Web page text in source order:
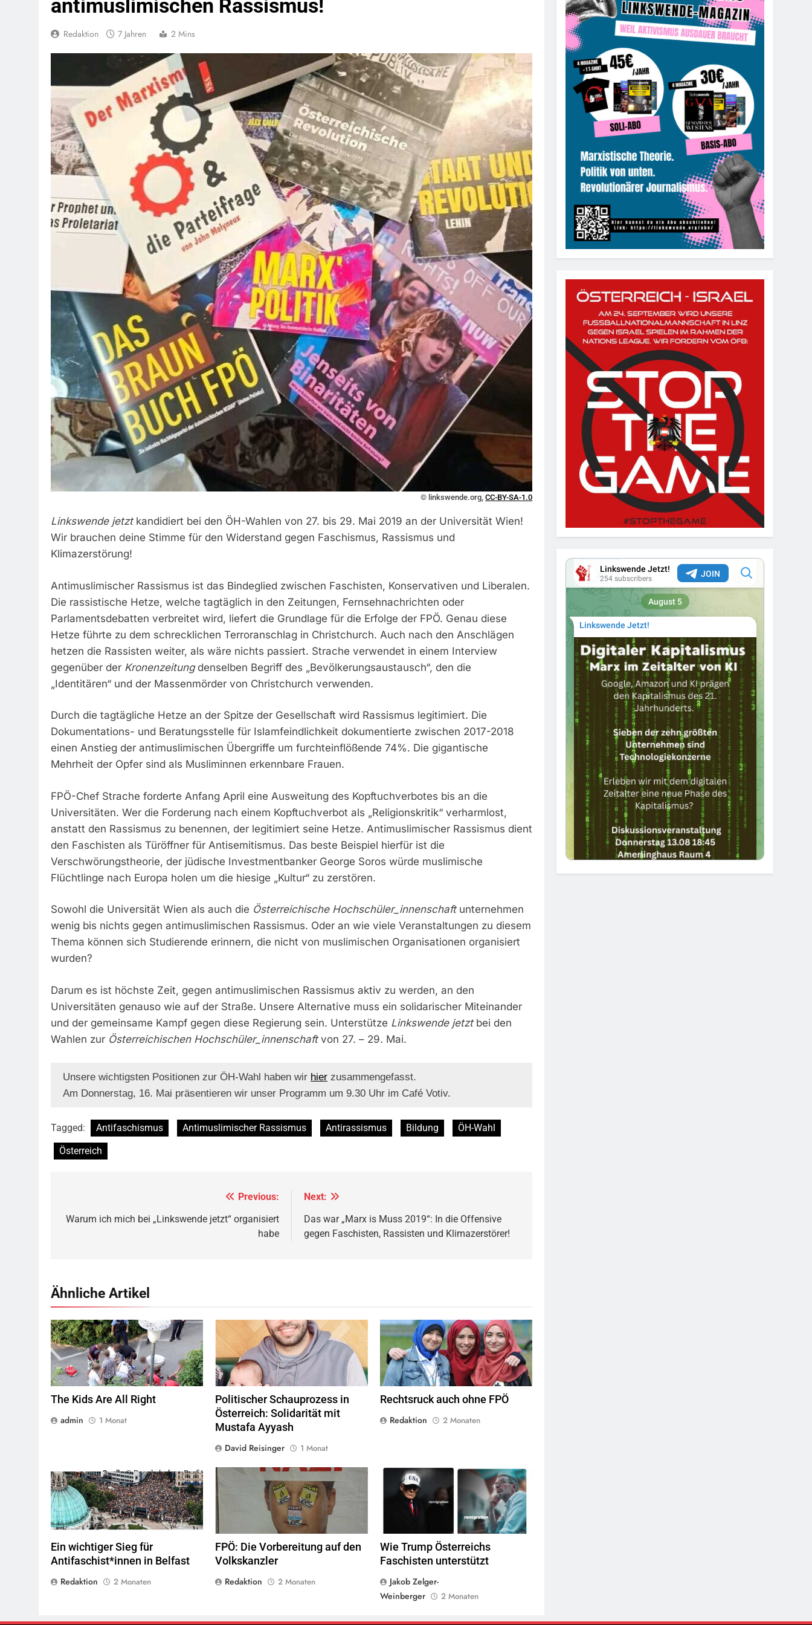
antimuslimischen Rassismus!
Redaktion 7 Jahren 2 Mins
© linkswende.org,CC-BY-SA-1.0
Linkswende jetztkandidiert bei den ÖH-Wahlen von 27. bis 29. Mai 2019 an der Universität Wien!
Wir brauchen deine Stimme für den Widerstand gegen Faschismus, Rassismus und
Klimazerstörung!
Antimuslimischer Rassismus ist das Bindeglied zwischen Faschisten, Konservativen und Liberalen.
Die rassistische Hetze, welche tagtäglich in den Zeitungen, Fernsehnachrichten oder
Parlamentsdebatten verbreitet wird, liefert die Grundlage für die Erfolge der FPÖ. Genau diese
Hetze führte zu dem schrecklichen Terroranschlag in Christchurch. Auch nach den Anschlägen
hetzen die Rassisten weiter, als wäre nichts passiert. Strache verwendet in einem Interview
gegenüber der Kronenzeitungdenselben Begriff des „Bevölkerungsaustausch“, den die
„Identitären“ und der Massenmörder von Christchurch verwenden.
Durch die tagtägliche Hetze an der Spitze der Gesellschaft wird Rassismus legitimiert. Die
Dokumentations- und Beratungsstelle für Islamfeindlichkeit dokumentierte zwischen 2017-2018
einen Anstieg der antimuslimischen Übergriffe um furchteinflößende 74%. Die gigantische
Mehrheit der Opfer sind als Musliminnen erkennbare Frauen.
FPÖ-Chef Strache forderte Anfang April eine Ausweitung des Kopftuchverbotes bis an die
Universitäten. Wer die Forderung nach einem Kopftuchverbot als „Religionskritik“ verharmlost,
anstatt den Rassismus zu benennen, der legitimiert seine Hetze. Antimuslimischer Rassismus dient
den Faschisten als Türöffner für Antisemitismus. Das beste Beispiel hierfür ist die
Verschwörungstheorie, der jüdische Investmentbanker George Soros würde muslimische
Flüchtlinge nach Europa holen um die hiesige „Kultur“ zu zerstören.
Sowohl die Universität Wien als auch die Österreichische Hochschüler_innenschaftunternehmen
wenig bis nichts gegen antimuslimischen Rassismus. Oder an wie viele Veranstaltungen zu diesem
Thema können sich Studierende erinnern, die nicht von muslimischen Organisationen organisiert
wurden?
Darum es ist höchste Zeit, gegen antimuslimischen Rassismus aktiv zu werden, an den
Universitäten genauso wie auf der Straße. Unsere Alternative muss ein solidarischer Miteinander
und der gemeinsame Kampf gegen diese Regierung sein. Unterstütze Linkswende jetztbei den
Wahlen zur Österreichischen Hochschüler_innenschaftvon 27. – 29. Mai.
Unsere wichtigsten Positionen zur ÖH-Wahl haben wir hier zusammengefasst.
Am Donnerstag, 16. Mai präsentieren wir unser Programm um 9.30 Uhr im Café Votiv.
Tagged: Antifaschismus Antimuslimischer Rassismus Antirassismus Bildung
ÖH-Wahl
Österreich
Previous:
Warum ich mich bei „Linkswende jetzt“ organisiert
habe
Next:
Das war „Marx is Muss 2019“: In die Offensive
gegen Faschisten, Rassisten und Klimazerstörer!
Ähnliche Artikel
Jugendliche verlieren im öffentlichen Raum
zunehmend ihre Freiheiten, Quelle © Armin
Kübelbeck CC-BY-SA-3.0
The Kids Are All Right
admin
1 Monat
© Twitter Mustafa ayyash
Politischer Schauprozess in
Österreich: Solidarität mit
Mustafa Ayyash
David Reisinger
1 Monat
Das Kopftuchverbot hat nur den Zweck
Muslime zu stigmatisieren,Quelle©CC-BY-
2.0
Rechtsruck auch ohne FPÖ
Redaktion
2 Monaten
Quelle© People before Profit
Ein wichtiger Sieg für
Antifaschist*innen in Belfast
Redaktion
2 Monaten
© linkswende.org,CC-BY-SA-1.0
FPÖ: Die Vorbereitung auf den
Volkskanzler
Redaktion
2 Monaten
screenshot © Kontrast
Wie Trump Österreichs
Faschisten unterstützt
Jakob Zelger-
Weinberger
2 Monaten